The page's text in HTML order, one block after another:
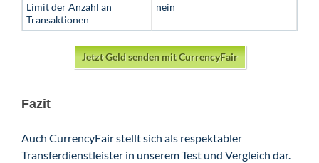
Limit der Anzahl an
Transaktionen
nein
Jetzt Geld senden mit CurrencyFair
Fazit
Auch CurrencyFair stellt sich als respektabler
Transferdienstleister in unserem Test und Vergleich dar.